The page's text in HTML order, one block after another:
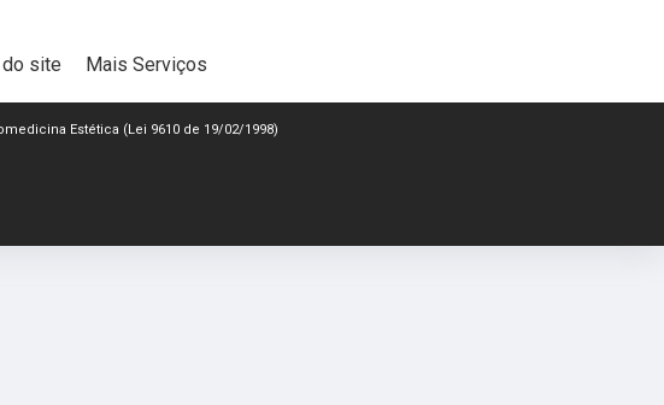
site Mais Serviços
Estética (Lei 9610 de 19/02/1998)